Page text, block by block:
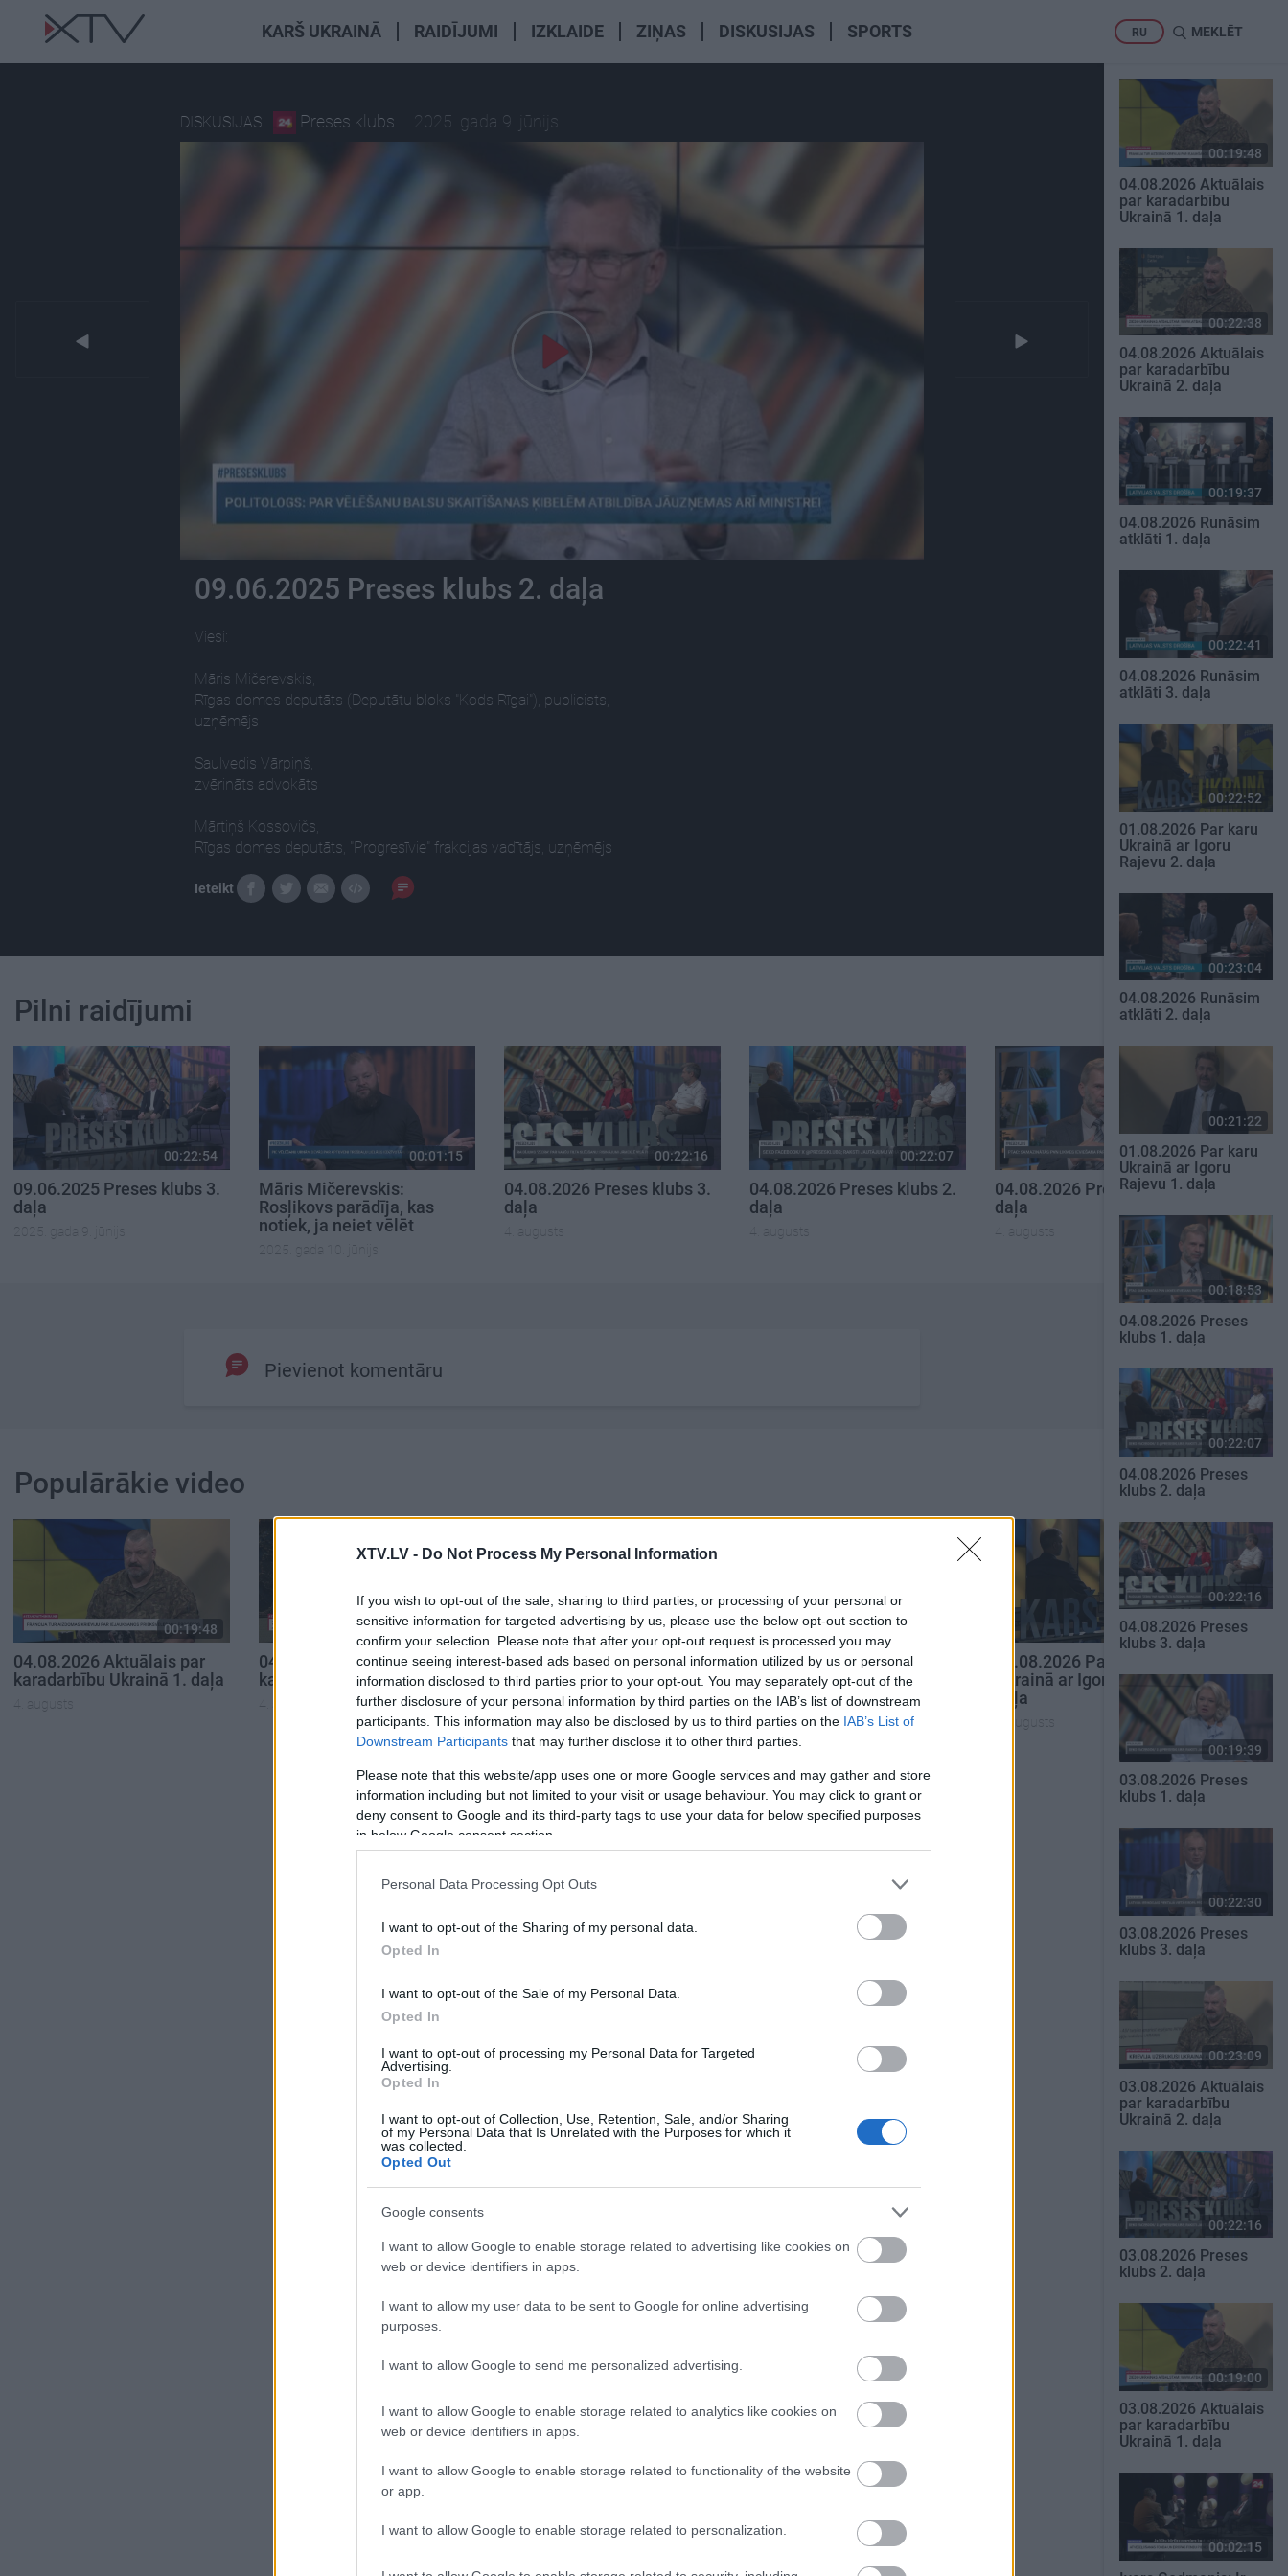
XTV.LV - Do Not Process My Personal Information
If you wish to opt-out of the sale, sharing to third parties, or processing of your personal or
sensitive information for targeted advertising by us, please use the below opt-out section to
confirm your selection. Please note that after your opt-out request is processed you may
continue seeing interest-based ads based on personal information utilized by us or personal
information disclosed to third parties prior to your opt-out. You may separately opt-out of the
further disclosure of your personal information by third parties on the IAB’s list of downstream
participants. This information may also be disclosed by us to third parties on the IAB’s List of
Downstream Participants that may further disclose it to other third parties.
Please note that this website/app uses one or more Google services and may gather and store
information including but not limited to your visit or usage behaviour. You may click to grant or
deny consent to Google and its third-party tags to use your data for below specified purposes
in below Google consent section.
Personal Data Processing Opt Outs
I want to opt-out of the Sharing of my personal data.
Opted In
I want to opt-out of the Sale of my Personal Data.
Opted In
I want to opt-out of processing my Personal Data for Targeted
Advertising.
Opted In
I want to opt-out of Collection, Use, Retention, Sale, and/or Sharing
of my Personal Data that Is Unrelated with the Purposes for which it
was collected.
Opted Out
Google consents
I want to allow Google to enable storage related to advertising like cookies on
web or device identifiers in apps.
I want to allow my user data to be sent to Google for online advertising
purposes.
I want to allow Google to send me personalized advertising.
I want to allow Google to enable storage related to analytics like cookies on
web or device identifiers in apps.
I want to allow Google to enable storage related to functionality of the website
or app.
I want to allow Google to enable storage related to personalization.
KARŠ UKRAINĀ RAIDĪJUMI IZKLAIDE ZIŅAS DISKUSIJAS SPORTS RU MEKLĒT
DISKUSIJAS Preses klubs 2025. gada 9. jūnijs
09.06.2025 Preses klubs 2. daļa
Viesi:
Māris Mičerevskis,
Rīgas domes deputāts (Deputātu bloks "Kods Rīgai"), publicists,
uzņēmējs
Saulvedis Vārpiņš,
zvērināts advokāts
Mārtiņš Kossovičs,
Rīgas domes deputāts, "Progresīvie" frakcijas vadītājs, uzņēmējs
Ieteikt
Pilni raidījumi
00:22:54
09.06.2025 Preses klubs 3.
daļa
2025. gada 9. jūnijs
00:01:15
Māris Mičerevskis:
Rosļikovs parādīja, kas
notiek, ja neiet vēlēt
2025. gada 10. jūnijs
00:22:16
04.08.2026 Preses klubs 3.
daļa
4. augusts
00:22:07
04.08.2026 Preses klubs 2.
daļa
4. augusts
00:18:53
04.08.2026 Preses klubs 1.
daļa
4. augusts
Pievienot komentāru
Populārākie video
00:19:48
04.08.2026 Aktuālais par
karadarbību Ukrainā 1. daļa
4. augusts
00:22:38
04.08.2026 Aktuālais par
karadarbību Ukrainā 2. daļa
4. augusts
00:19:37
04.08.2026 Runāsim atklāti
1. daļa
4. augusts
00:22:41
04.08.2026 Runāsim atklāti
3. daļa
4. augusts
00:22:52
01.08.2026 Par karu
Ukrainā ar Igoru Rajevu 2.
daļa
1. augusts
00:19:48
04.08.2026 Aktuālais
par karadarbību
Ukrainā 1. daļa
00:22:38
04.08.2026 Aktuālais
par karadarbību
Ukrainā 2. daļa
00:19:37
04.08.2026 Runāsim
atklāti 1. daļa
00:22:41
04.08.2026 Runāsim
atklāti 3. daļa
00:22:52
01.08.2026 Par karu
Ukrainā ar Igoru
Rajevu 2. daļa
00:23:04
04.08.2026 Runāsim
atklāti 2. daļa
00:21:22
01.08.2026 Par karu
Ukrainā ar Igoru
Rajevu 1. daļa
00:18:53
04.08.2026 Preses
klubs 1. daļa
00:22:07
04.08.2026 Preses
klubs 2. daļa
00:22:16
04.08.2026 Preses
klubs 3. daļa
00:19:39
03.08.2026 Preses
klubs 1. daļa
00:22:30
03.08.2026 Preses
klubs 3. daļa
00:23:09
03.08.2026 Aktuālais
par karadarbību
Ukrainā 2. daļa
00:22:16
03.08.2026 Preses
klubs 2. daļa
00:19:00
03.08.2026 Aktuālais
par karadarbību
Ukrainā 1. daļa
00:02:15